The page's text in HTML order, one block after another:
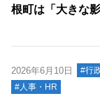
根町は「大きな
2026年6月10日 #行
#人事・HR